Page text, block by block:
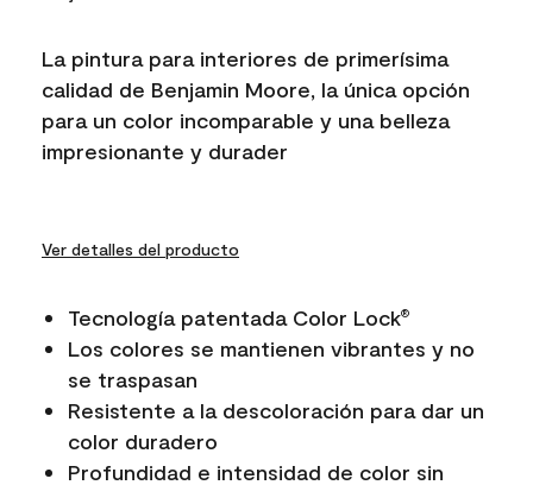
link.
La pintura para interiores de primerísima
calidad de Benjamin Moore, la única opción
para un color incomparable y una belleza
impresionante y durader
Ver detalles del producto
Tecnología patentada Color Lock®
Los colores se mantienen vibrantes y no
se traspasan
Resistente a la descoloración para dar un
color duradero
Profundidad e intensidad de color sin